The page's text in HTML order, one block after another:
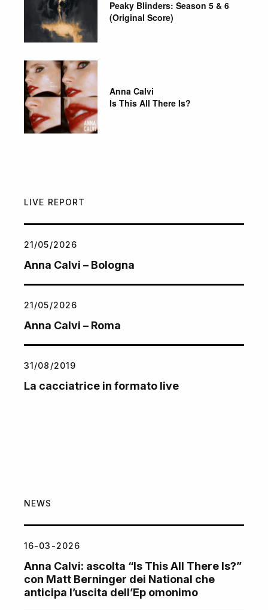
Peaky Blinders: Season 5 & 6
(Original Score)
Anna Calvi
Is This All There Is?
LIVE REPORT
21/05/2026
Anna Calvi – Bologna
21/05/2026
Anna Calvi – Roma
31/08/2019
La cacciatrice in formato live
NEWS
16-03-2026
Anna Calvi: ascolta “Is This All There Is?”
con Matt Berninger dei National che
anticipa l’uscita dell’Ep omonimo